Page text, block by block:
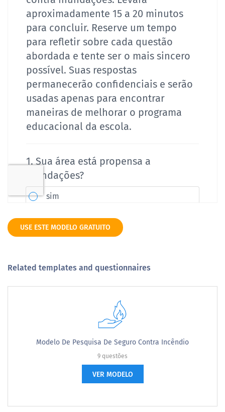
USE ESTE MODELO GRATUITO
Related templates and questionnaires
Modelo De Pesquisa De Seguro Contra Incêndio
9 questões
VER MODELO